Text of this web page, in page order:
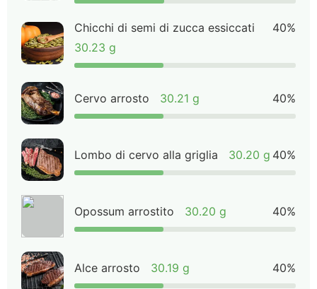
Chicchi di semi di zucca essiccati
30.23 g
40%
Cervo arrosto 30.21 g 40%
Lombo di cervo alla griglia 30.20 g 40%
Opossum arrostito 30.20 g 40%
Alce arrosto 30.19 g 40%